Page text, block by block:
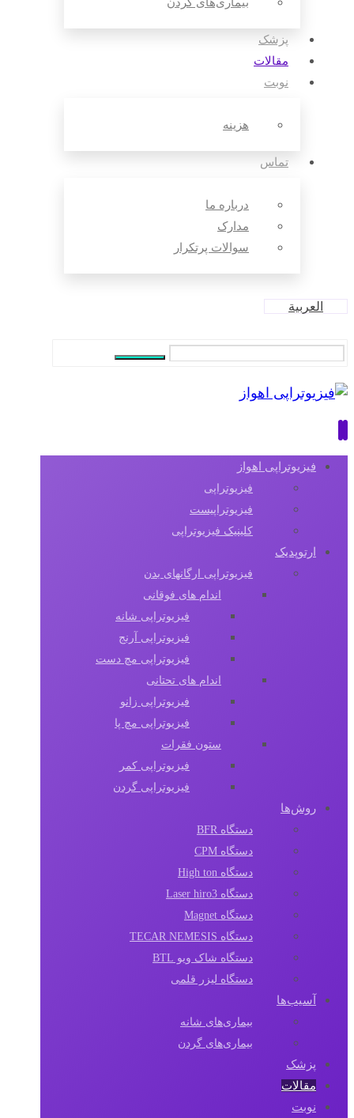
پزشک
مقالات‌
نوبت
هزینه
تماس
درباره ما
مدارک
سوالات پرتکرار
العربية
فیزیوتراپی اهواز
فیزیوتراپی
فیزیوتراپیست
کلینیک فیزیوتراپی
ارتوپدیک
فیزیوتراپی ارگانهای بدن
اندام های فوقانی
فیزیوتراپی شانه
فیزیوتراپی آرنج
فیزیوتراپی مچ دست
اندام های تحتانی
فیزیوتراپی زانو
فیزیوتراپی مچ پا
ستون فقرات
فیزیوتراپی کمر
فیزیوتراپی گردن
روش‌ها
دستگاه BFR
دستگاه CPM
دستگاه High ton
دستگاه Laser hiro3
دستگاه Magnet
دستگاه TECAR NEMESIS
دستگاه شاک ویو BTL
دستگاه لیزر قلمی
آسیب‌ها
بیماری‌های شانه
بیماری‌های گردن
پزشک
مقالات‌
نوبت